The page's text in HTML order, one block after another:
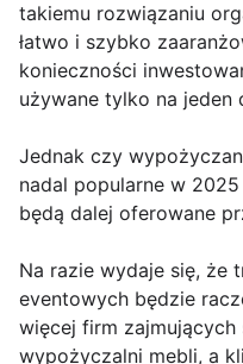
takiemu rozwiązaniu
łatwo i szybko
konieczności
używane tylko na jeden
Jednak czy
nadal popularne w
będą dalej oferowane
Na razie wydaje się, że
eventowych będzie
więcej firm zajmujących
wypożyczalni mebli, a